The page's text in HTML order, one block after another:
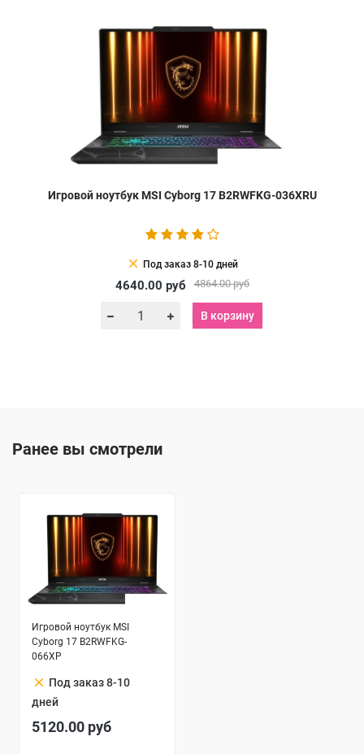
Игровой ноутбук MSI Cyborg 17 B2RWFKG-036XRU
clear Под заказ 8-10 дней
4640.00 руб 4864.00 руб
В корзину
Ранее вы смотрели
Игровой ноутбук MSI
Cyborg 17 B2RWFKG-
066XP
clear Под заказ 8-10
дней
5120.00 руб